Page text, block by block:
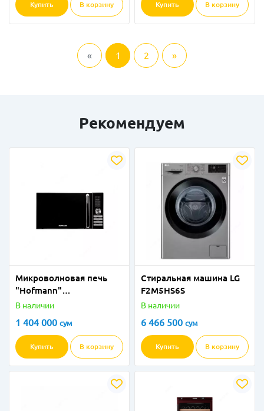
Купить В корзину Купить В корзину
« 1 2 »
Рекомендуем
Микроволновая печь
"Hofmann"
MW823DHBKS/HF
В наличии
1 404 000 сум
Купить В корзину
Стиральная машина LG
F2M5HS6S
В наличии
6 466 500 сум
Купить В корзину